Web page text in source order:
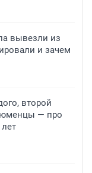
вывезли из
и зачем
второй
— про